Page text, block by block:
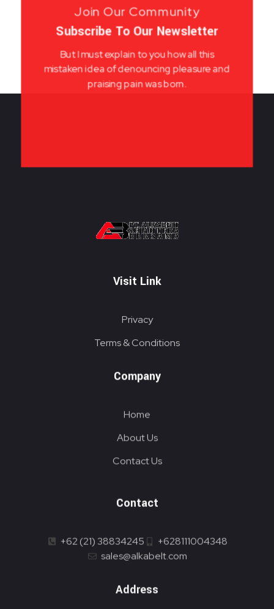
Join Our Community
Subscribe To Our Newsletter
But I must explain to you how all this
mistaken idea of denouncing pleasure and
praising pain was born.
Visit Link
Privacy
Terms & Conditions
Company
Home
About Us
Contact Us
Contact
+62 (21) 38834245
+628111004348
sales@alkabelt.com
Address